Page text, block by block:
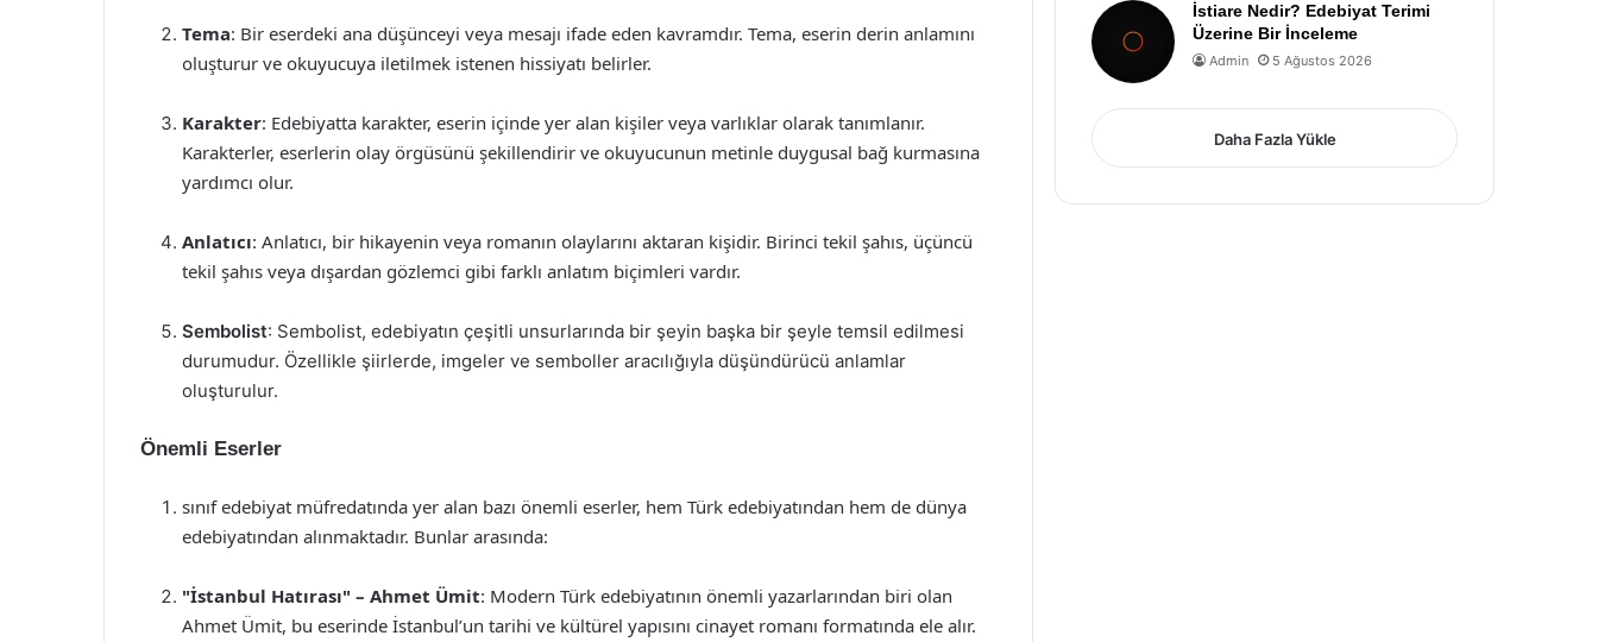
Tema: Bir eserdeki ana düşünceyi veya mesajı ifade eden kavramdır. Tema, eserin derin anlamını
oluşturur ve okuyucuya iletilmek istenen hissiyatı belirler.
Karakter: Edebiyatta karakter, eserin içinde yer alan kişiler veya varlıklar olarak tanımlanır.
Karakterler, eserlerin olay örgüsünü şekillendirir ve okuyucunun metinle duygusal bağ kurmasına
yardımcı olur.
Anlatıcı: Anlatıcı, bir hikayenin veya romanın olaylarını aktaran kişidir. Birinci tekil şahıs, üçüncü
tekil şahıs veya dışardan gözlemci gibi farklı anlatım biçimleri vardır.
Sembolist: Sembolist, edebiyatın çeşitli unsurlarında bir şeyin başka bir şeyle temsil edilmesi
durumudur. Özellikle şiirlerde, imgeler ve semboller aracılığıyla düşündürücü anlamlar
oluşturulur.
Önemli Eserler
sınıf edebiyat müfredatında yer alan bazı önemli eserler, hem Türk edebiyatından hem de dünya
edebiyatından alınmaktadır. Bunlar arasında:
"İstanbul Hatırası" – Ahmet Ümit: Modern Türk edebiyatının önemli yazarlarından biri olan
Ahmet Ümit, bu eserinde İstanbul’un tarihi ve kültürel yapısını cinayet romanı formatında ele alır.
İstiare Nedir? Edebiyat Terimi
Üzerine Bir İnceleme
Admin 5 Ağustos 2026
Daha Fazla Yükle